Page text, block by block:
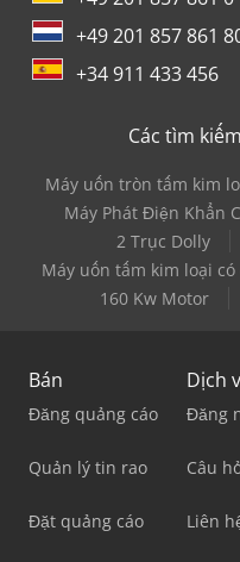
+49 201 857 861
+34 911 433 456
Các tìm
Máy uốn tròn tấm kim
Máy Phát Điện Khẩn
2 Trục Dolly
Máy uốn tấm kim loại
160 Kw Motor
Bán
Đăng quảng cáo
Quản lý tin rao
Đặt quảng cáo
Dịch
Đăng
Câu
Liên